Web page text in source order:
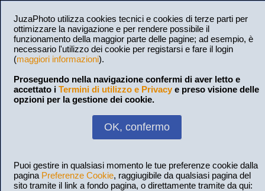
JuzaPhoto utilizza cookies tecnici e cookies di terze parti per
ottimizzare la navigazione e per rendere possibile il
funzionamento della maggior parte delle pagine; ad esempio, è
necessario l'utilizzo dei cookie per registarsi e fare il login
(maggiori informazioni).
Proseguendo nella navigazione confermi di aver letto e
accettato i Termini di utilizzo e Privacy e preso visione delle
opzioni per la gestione dei cookie.
OK, confermo
Puoi gestire in qualsiasi momento le tue preferenze cookie dalla
pagina Preferenze Cookie, raggiugibile da qualsiasi pagina del
sito tramite il link a fondo pagina, o direttamente tramite da qui: